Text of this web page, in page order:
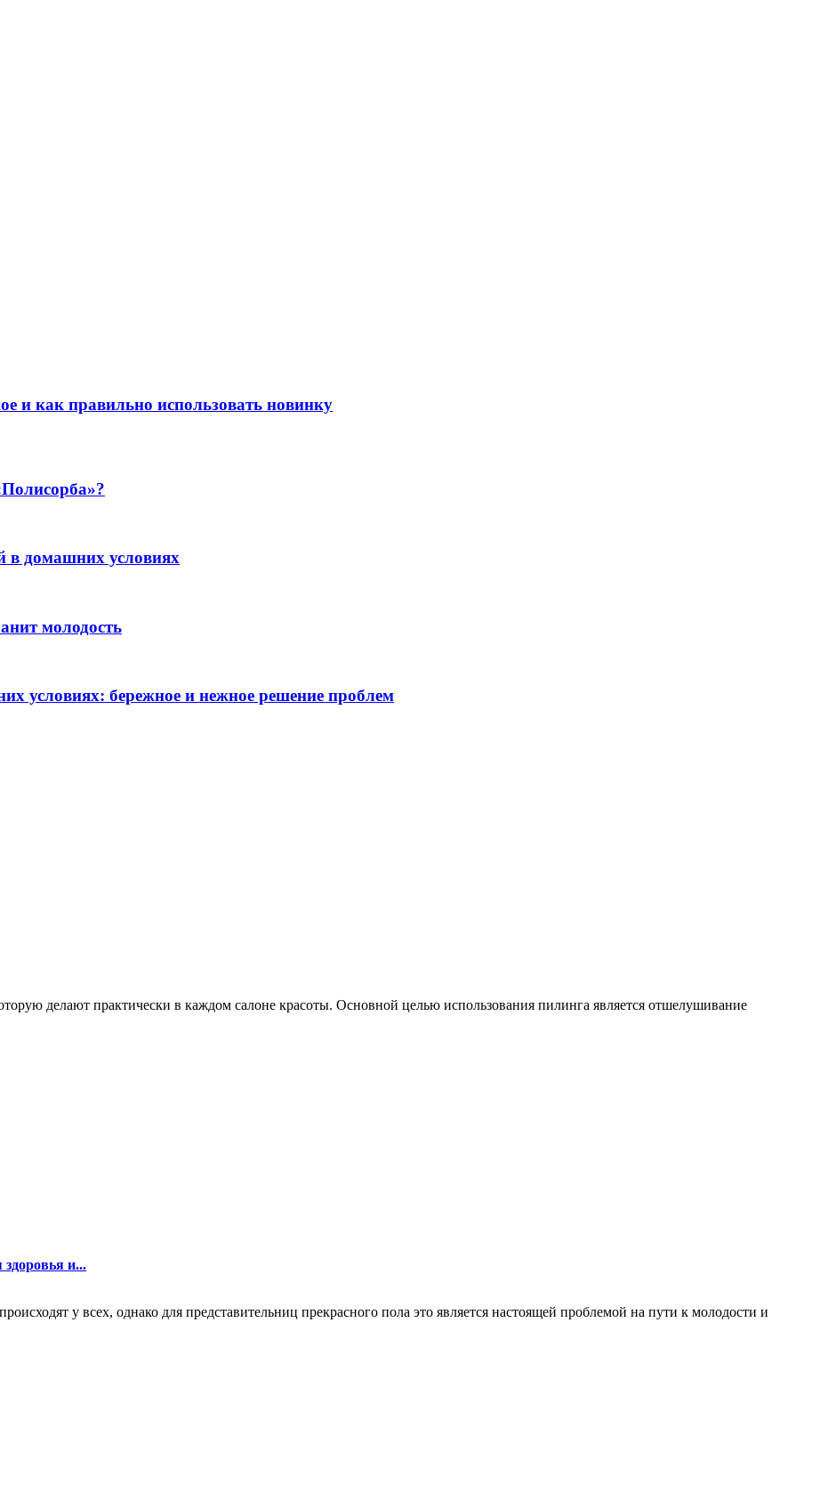
и как правильно использовать новинку
в домашних условиях
молодость
условиях: бережное и нежное решение проблем
делают практически в каждом салоне красоты. Основной целью использования пилинга является отшелушивание
и...
у всех, однако для представительниц прекрасного пола это является настоящей проблемой на пути к молодости и